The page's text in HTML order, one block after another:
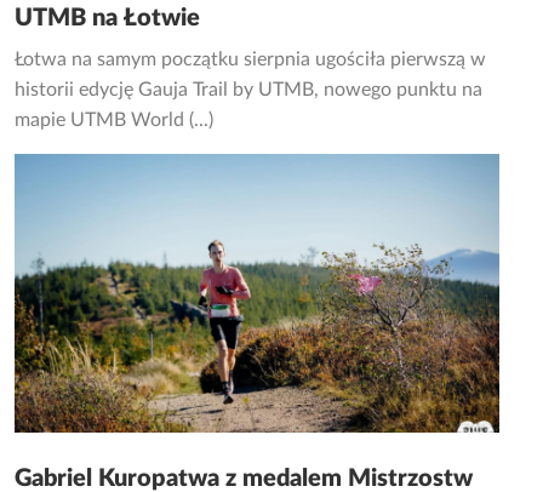
UTMB na Łotwie
Łotwa na samym początku sierpnia ugościła pierwszą w
historii edycję Gauja Trail by UTMB, nowego punktu na
mapie UTMB World (...)
Gabriel Kuropatwa z medalem Mistrzostw